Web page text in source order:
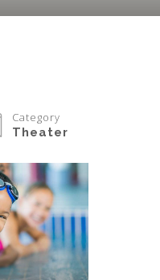
Category
Theater